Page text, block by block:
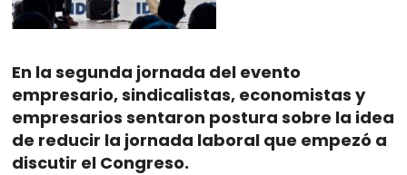
En la segunda jornada del evento
empresario, sindicalistas, economistas y
empresarios sentaron postura sobre la idea
de reducir la jornada laboral que empezó a
discutir el Congreso.